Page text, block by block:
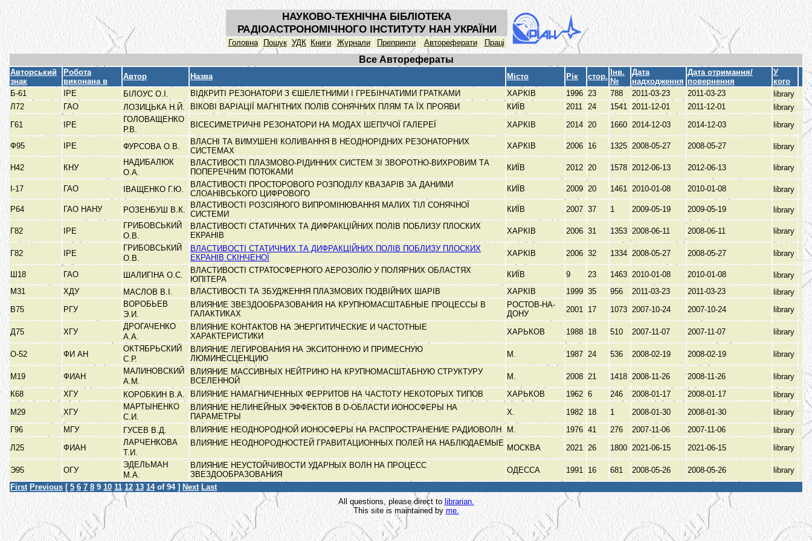
НАУКОВО-ТЕХНІЧНА БІБЛІОТЕКА
РАДІОАСТРОНОМІЧНОГО ІНСТИТУТУ НАН УКРАЇНИ
Головна Пошук УДК Книги Журнали Препринти Автореферати Праці
Все Авторефераты
Авторський
знак
Робота
виконана в
Автор Назва Місто Рік стор.
Інв.
№
Дата
надходження
Дата отримання/
повернення
У
кого
Б-61
ІРЕ БІЛОУС О.І. ВІДКРИТІ РЕЗОНАТОРИ З ЄШЕЛЕТНИМИ І ГРЕБІНЧАТИМИ ГРАТКАМИ ХАРКІВ 1996 23 788 2011-03-23 2011-03-23
library
Л72
ГАО ЛОЗИЦЬКА Н.Й. ВІКОВІ ВАРІАЦІЇ МАГНІТНИХ ПОЛІВ СОНЯЧНИХ ПЛЯМ ТА ЇХ ПРОЯВИ КИЇВ 2011 24 1541 2011-12-01 2011-12-01
library
Г61
ІРЕ
ГОЛОВАЩЕНКО
Р.В.
ВІСЕСИМЕТРИЧНІ РЕЗОНАТОРИ НА МОДАХ ШЕПУЧОЇ ГАЛЕРЕЇ ХАРКІВ 2014 20 1660 2014-12-03 2014-12-03 library
Ф95 ІРЕ ФУРСОВА О.В.
ВЛАСНІ ТА ВИМУШЕНІ КОЛИВАННЯ В НЕОДНОРІДНИХ РЕЗОНАТОРНИХ
СИСТЕМАХ
ХАРКІВ 2006 16 1325 2008-05-27 2008-05-27 library
Н42 КНУ
НАДИБАЛЮК
О.А.
ВЛАСТИВОСТІ ПЛАЗМОВО-РІДИННИХ СИСТЕМ ЗІ ЗВОРОТНО-ВИХРОВИМ ТА
ПОПЕРЕЧНИМ ПОТОКАМИ
КИЇВ 2012 20 1578 2012-06-13 2012-06-13 library
І-17 ГАО ІВАЩЕНКО Г.Ю.
ВЛАСТИВОСТІ ПРОСТОРОВОГО РОЗПОДІЛУ КВАЗАРІВ ЗА ДАНИМИ
СЛОАНІВСЬКОГО ЦИФРОВОГО
КИЇВ 2009 20 1461 2010-01-08 2010-01-08 library
Р64 ГАО НАНУ РОЗЕНБУШ В.К.
ВЛАСТИВОСТІ РОЗСІЯНОГО ВИПРОМІНЮВАННЯ МАЛИХ ТІЛ СОНЯЧНОЇ
СИСТЕМИ
КИЇВ 2007 37 1 2009-05-19 2009-05-19 library
Г82 ІРЕ
ГРИБОВСЬКИЙ
О.В.
ВЛАСТИВОСТІ СТАТИЧНИХ ТА ДИФРАКЦІЙНИХ ПОЛІВ ПОБЛИЗУ ПЛОСКИХ
ЕКРАНІВ
ХАРКІВ 2006 31 1353 2008-06-11 2008-06-11 library
Г82 ІРЕ
ГРИБОВСЬКИЙ
О.В.
ВЛАСТИВОСТІ СТАТИЧНИХ ТА ДИФРАКЦІЙНИХ ПОЛІВ ПОБЛИЗУ ПЛОСКИХ
ЕКРАНІВ СКІНЧЕНОЇ
ХАРКІВ 2006 32 1334 2008-05-27 2008-05-27 library
Ш18 ГАО ШАЛИГІНА О.С.
ВЛАСТИВОСТІ СТРАТОСФЕРНОГО АЕРОЗОЛЮ У ПОЛЯРНИХ ОБЛАСТЯХ
ЮПІТЕРА
КИЇВ 9 23 1463 2010-01-08 2010-01-08
library
М31
ХДУ МАСЛОВ В.І. ВЛАСТИВОСТІ ТА ЗБУДЖЕННЯ ПЛАЗМОВИХ ПОДВІЙНИХ ШАРІВ ХАРКІВ 1999 35 956 2011-03-23 2011-03-23
library
В75
РГУ
ВОРОБЬЕВ
Э.И.
ВЛИЯНИЕ ЗВЕЗДООБРАЗОВАНИЯ НА КРУПНОМАСШТАБНЫЕ ПРОЦЕССЫ В
ГАЛАКТИКАХ
РОСТОВ-НА-
ДОНУ
2001 17 1073 2007-10-24 2007-10-24 library
Д75 ХГУ
ДРОГАЧЕНКО
А.А.
ВЛИЯНИЕ КОНТАКТОВ НА ЭНЕРГИТИЧЕСКИЕ И ЧАСТОТНЫЕ
ХАРАКТЕРИСТИКИ
ХАРЬКОВ 1988 18 510 2007-11-07 2007-11-07 library
О-52 ФИ АН
ОКТЯБРЬСКИЙ
С.Р.
ВЛИЯНИЕ ЛЕГИРОВАНИЯ НА ЭКСИТОННУЮ И ПРИМЕСНУЮ
ЛЮМИНЕСЦЕНЦИЮ
М. 1987 24 536 2008-02-19 2008-02-19 library
М19 ФИАН
МАЛИНОВСКИЙ
А.М.
ВЛИЯНИЕ МАССИВНЫХ НЕЙТРИНО НА КРУПНОМАСШТАБНУЮ СТРУКТУРУ
ВСЕЛЕННОЙ
М. 2008 21 1418 2008-11-26 2008-11-26
library
К68
ХГУ КОРОБКИН В.А. ВЛИЯНИЕ НАМАГНИЧЕННЫХ ФЕРРИТОВ НА ЧАСТОТУ НЕКОТОРЫХ ТИПОВ ХАРЬКОВ 1962 6 246 2008-01-17 2008-01-17
library
М29
ХГУ
МАРТЫНЕНКО
С.И.
ВЛИЯНИЕ НЕЛИНЕЙНЫХ ЭФФЕКТОВ В D-ОБЛАСТИ ИОНОСФЕРЫ НА
ПАРАМЕТРЫ
Х. 1982 18 1 2008-01-30 2008-01-30
library
Г96
МГУ ГУСЕВ В.Д. ВЛИЯНИЕ НЕОДНОРОДНОЙ ИОНОСФЕРЫ НА РАСПРОСТРАНЕНИЕ РАДИОВОЛН М. 1976 41 276 2007-11-06 2007-11-06
library
Л25
ФИАН
ЛАРЧЕНКОВА
Т.И.
ВЛИЯНИЕ НЕОДНОРОДНОСТЕЙ ГРАВИТАЦИОННЫХ ПОЛЕЙ НА НАБЛЮДАЕМЫЕ
МОСКВА 2021 26 1800 2021-06-15 2021-06-15 library
Э95 ОГУ
ЭДЕЛЬМАН
М.А.
ВЛИЯНИЕ НЕУСТОЙЧИВОСТИ УДАРНЫХ ВОЛН НА ПРОЦЕСС
ЗВЕЗДООБРАЗОВАНИЯ
ОДЕССА 1991 16 681 2008-05-26 2008-05-26
library
First Previous [ 5 6 7 8 9 10 11 12 13 14of 94 ] Next Last
All questions, please direct tolibrarian.
This site is maintained byme.